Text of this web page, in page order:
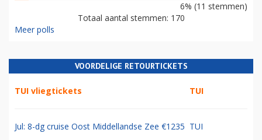
6% (11 stemmen)
Totaal aantal stemmen: 170
Meer polls
VOORDELIGE RETOURTICKETS
TUI vliegtickets TUI
Jul: 8-dg cruise Oost Middellandse Zee €1235 TUI